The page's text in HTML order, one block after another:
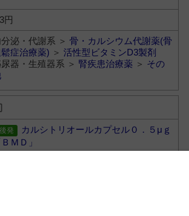
円
分泌・代謝系 ＞骨・カルシウム代謝薬(骨
症治療薬) ＞活性型ビタミンD3製剤
尿器・生殖器系 ＞腎疾患治療薬 ＞ その
カルシトリオールカプセル０．５μｇ
ＢＭＤ」